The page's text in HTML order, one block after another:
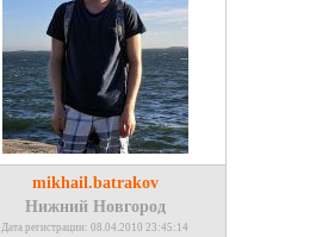
mikhail.batrakov
Нижний Новгород
Дата регистрации: 08.04.2010 23:45:14